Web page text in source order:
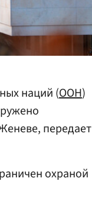
наций (ООН)
передает
охраной